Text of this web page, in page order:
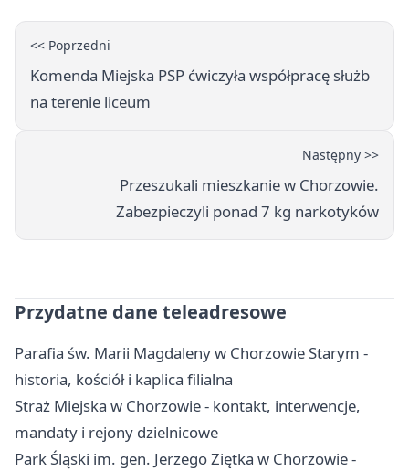
<< Poprzedni
Komenda Miejska PSP ćwiczyła współpracę służb
na terenie liceum
Następny >>
Przeszukali mieszkanie w Chorzowie.
Zabezpieczyli ponad 7 kg narkotyków
Przydatne dane teleadresowe
Parafia św. Marii Magdaleny w Chorzowie Starym -
historia, kościół i kaplica filialna
Straż Miejska w Chorzowie - kontakt, interwencje,
mandaty i rejony dzielnicowe
Park Śląski im. gen. Jerzego Ziętka w Chorzowie -